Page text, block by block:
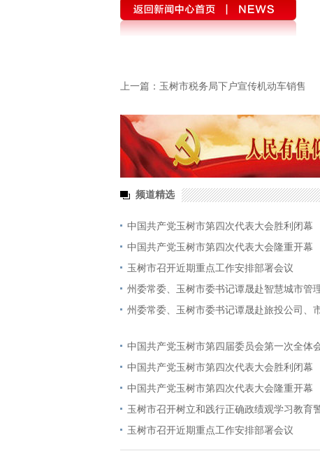
上一篇： 玉树市税务局下户宣传机动车销售
频道精选
中国共产党玉树市第四次代表大会胜利闭幕
中国共产党玉树市第四次代表大会隆重开幕
玉树市召开近期重点工作安排部署会议
州委常委、玉树市委书记谭晟赴智慧城市管
州委常委、玉树市委书记谭晟赴旅投公司、
中国共产党玉树市第四届委员会第一次全体
中国共产党玉树市第四次代表大会胜利闭幕
中国共产党玉树市第四次代表大会隆重开幕
玉树市召开树立和践行正确政绩观学习教育
玉树市召开近期重点工作安排部署会议